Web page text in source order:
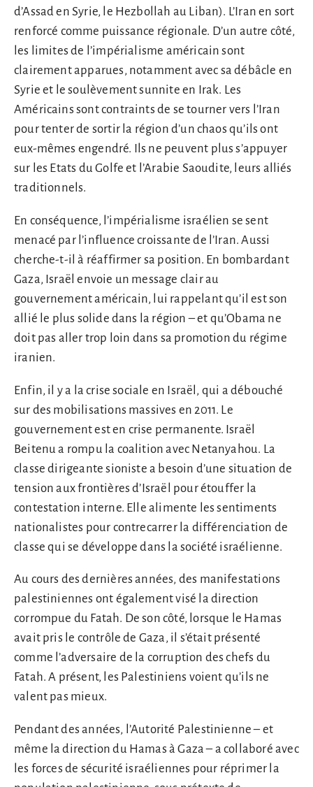
d’Assad en Syrie, le Hezbollah au Liban). L’Iran en sort
renforcé comme puissance régionale. D’un autre côté,
les limites de l’impérialisme américain sont
clairement apparues, notamment avec sa débâcle en
Syrie et le soulèvement sunnite en Irak. Les
Américains sont contraints de se tourner vers l’Iran
pour tenter de sortir la région d’un chaos qu’ils ont
eux-mêmes engendré. Ils ne peuvent plus s’appuyer
sur les Etats du Golfe et l’Arabie Saoudite, leurs alliés
traditionnels.
En conséquence, l’impérialisme israélien se sent
menacé par l’influence croissante de l’Iran. Aussi
cherche-t-il à réaffirmer sa position. En bombardant
Gaza, Israël envoie un message clair au
gouvernement américain, lui rappelant qu’il est son
allié le plus solide dans la région – et qu’Obama ne
doit pas aller trop loin dans sa promotion du régime
iranien.
Enfin, il y a la crise sociale en Israël, qui a débouché
sur des mobilisations massives en 2011. Le
gouvernement est en crise permanente. Israël
Beitenu a rompu la coalition avec Netanyahou. La
classe dirigeante sioniste a besoin d’une situation de
tension aux frontières d’Israël pour étouffer la
contestation interne. Elle alimente les sentiments
nationalistes pour contrecarrer la différenciation de
classe qui se développe dans la société israélienne.
Au cours des dernières années, des manifestations
palestiniennes ont également visé la direction
corrompue du Fatah. De son côté, lorsque le Hamas
avait pris le contrôle de Gaza, il s’était présenté
comme l’adversaire de la corruption des chefs du
Fatah. A présent, les Palestiniens voient qu’ils ne
valent pas mieux.
Pendant des années, l’Autorité Palestinienne – et
même la direction du Hamas à Gaza – a collaboré avec
les forces de sécurité israéliennes pour réprimer la